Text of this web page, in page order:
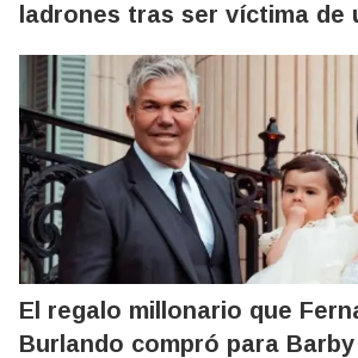
ladrones tras ser víctima de
El regalo millonario que
Burlando compró para